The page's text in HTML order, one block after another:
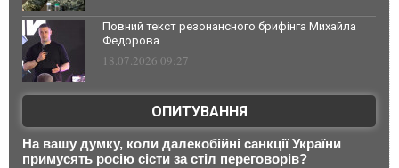
Повний текст резонансного брифінга Михайла
Федорова
18.07.2026 09:27
ОПИТУВАННЯ
На вашу думку, коли далекобійні санкції України
примусять росію сісти за стіл переговорів?